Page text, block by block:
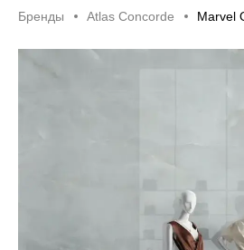
Бренды Atlas Concorde Marvel